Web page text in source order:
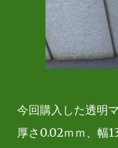
今回購入した透明
厚さ0.02ｍｍ、幅